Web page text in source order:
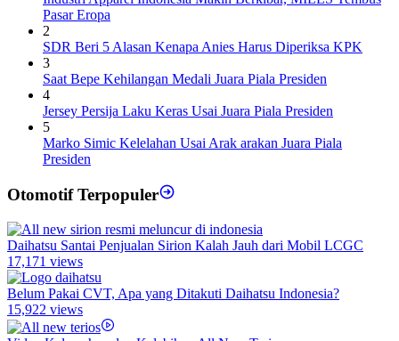
Pasar Eropa
2
SDR Beri 5 Alasan Kenapa Anies Harus Diperiksa KPK
3
Saat Bepe Kehilangan Medali Juara Piala Presiden
4
Jersey Persija Laku Keras Usai Juara Piala Presiden
5
Marko Simic Kelelahan Usai Arak arakan Juara Piala
Presiden
Otomotif Terpopuler
Daihatsu Santai Penjualan Sirion Kalah Jauh dari Mobil LCGC
17,171 views
Belum Pakai CVT, Apa yang Ditakuti Daihatsu Indonesia?
15,922 views